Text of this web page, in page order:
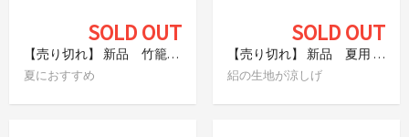
SOLD OUT
【売り切れ】 新品 竹籠バッグ タッセル付き
夏におすすめ
SOLD OUT
【売り切れ】 新品 夏用 利休バッグ 絽 流水
絽の生地が涼しげ